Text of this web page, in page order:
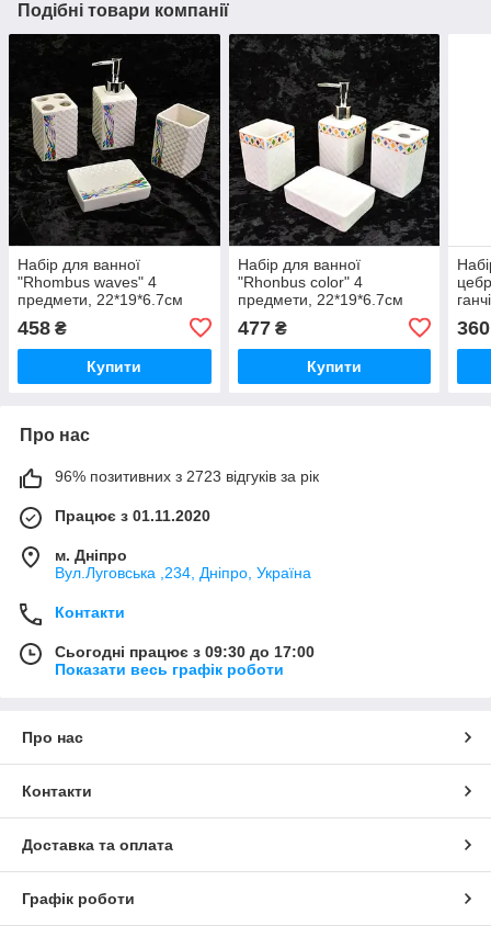
Подібні товари компанії
Набір для ванної
"Rhombus waves" 4
предмети, 22*19*6.7см
458 ₴
Купити
Набір для ванної
"Rhonbus color" 4
предмети, 22*19*6.7см
477₴
Купити
360
Про нас
96% позитивних з 2723 відгуків за рік
Працює з 01.11.2020
м. Дніпро
Вул.Луговська ,234, Дніпро, Україна
Контакти
Сьогодні працює з 09:30 до 17:00
Показати весь графік роботи
Про нас
Контакти
Доставка та оплата
Графік роботи